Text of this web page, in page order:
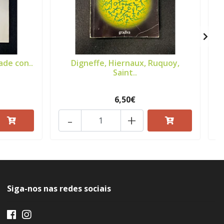
con..
Digneffe, Hiernaux, Ruquoy,
Saint..
6,50€
+
-
Siga-nos nas redes sociais